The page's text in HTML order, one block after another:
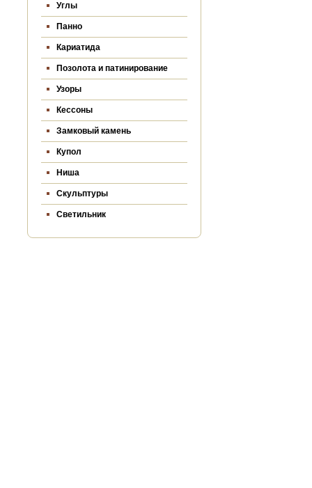
Углы
Панно
Кариатида
Позолота и патинирование
Узоры
Кессоны
Замковый камень
Купол
Ниша
Скульптуры
Светильник